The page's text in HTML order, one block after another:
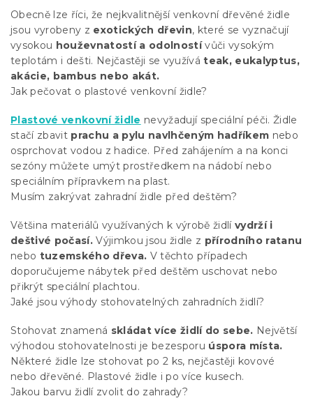
Obecně lze říci, že nejkvalitnější venkovní dřevěné židle
jsou vyrobeny z exotických dřevin, které se vyznačují
vysokou houževnatostí a odolnostívůči vysokým
teplotám i dešti. Nejčastěji se využíváteak, eukalyptus,
akácie, bambus nebo akát.
Jak pečovat o plastové venkovní židle?
Plastové venkovní židle nevyžadují speciální péči. Židle
stačí zbavit prachu a pylu navlhčeným hadříkem nebo
osprchovat vodou z hadice. Před zahájením a na konci
sezóny můžete umýt prostředkem na nádobí nebo
speciálním přípravkem na plast.
Musím zakrývat zahradní židle před deštěm?
Většina materiálů využívaných k výrobě židlí vydrží i
deštivé počasí. Výjimkou jsou židle z přírodního ratanu
nebo tuzemského dřeva. V těchto případech
doporučujeme nábytek před deštěm uschovat nebo
přikrýt speciální plachtou.
Jaké jsou výhody stohovatelných zahradních židlí?
Stohovat znamená skládat více židlí do sebe. Největší
výhodou stohovatelnosti je bezesporu úspora místa.
Některé židle lze stohovat po 2 ks, nejčastěji kovové
nebo dřevěné. Plastové židle i po více kusech.
Jakou barvu židlí zvolit do zahrady?